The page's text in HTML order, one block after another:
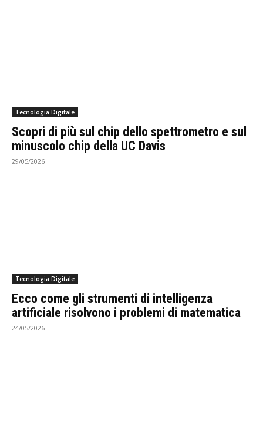
Tecnologia Digitale
Scopri di più sul chip dello spettrometro e sul
minuscolo chip della UC Davis
29/05/2026
Tecnologia Digitale
Ecco come gli strumenti di intelligenza
artificiale risolvono i problemi di matematica
24/05/2026